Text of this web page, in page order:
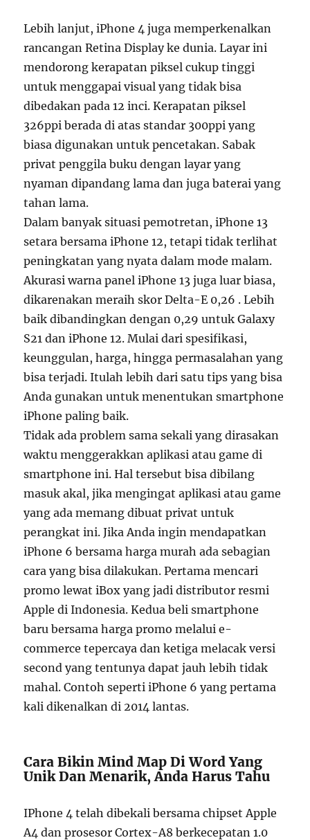
Lebih lanjut, iPhone 4 juga memperkenalkan
rancangan Retina Display ke dunia. Layar ini
mendorong kerapatan piksel cukup tinggi
untuk menggapai visual yang tidak bisa
dibedakan pada 12 inci. Kerapatan piksel
326ppi berada di atas standar 300ppi yang
biasa digunakan untuk pencetakan. Sabak
privat penggila buku dengan layar yang
nyaman dipandang lama dan juga baterai yang
tahan lama.
Dalam banyak situasi pemotretan, iPhone 13
setara bersama iPhone 12, tetapi tidak terlihat
peningkatan yang nyata dalam mode malam.
Akurasi warna panel iPhone 13 juga luar biasa,
dikarenakan meraih skor Delta-E 0,26 . Lebih
baik dibandingkan dengan 0,29 untuk Galaxy
S21 dan iPhone 12. Mulai dari spesifikasi,
keunggulan, harga, hingga permasalahan yang
bisa terjadi. Itulah lebih dari satu tips yang bisa
Anda gunakan untuk menentukan smartphone
iPhone paling baik.
Tidak ada problem sama sekali yang dirasakan
waktu menggerakkan aplikasi atau game di
smartphone ini. Hal tersebut bisa dibilang
masuk akal, jika mengingat aplikasi atau game
yang ada memang dibuat privat untuk
perangkat ini. Jika Anda ingin mendapatkan
iPhone 6 bersama harga murah ada sebagian
cara yang bisa dilakukan. Pertama mencari
promo lewat iBox yang jadi distributor resmi
Apple di Indonesia. Kedua beli smartphone
baru bersama harga promo melalui e-
commerce tepercaya dan ketiga melacak versi
second yang tentunya dapat jauh lebih tidak
mahal. Contoh seperti iPhone 6 yang pertama
kali dikenalkan di 2014 lantas.
Cara Bikin Mind Map Di Word Yang
Unik Dan Menarik, Anda Harus Tahu
IPhone 4 telah dibekali bersama chipset Apple
A4 dan prosesor Cortex-A8 berkecepatan 1.0